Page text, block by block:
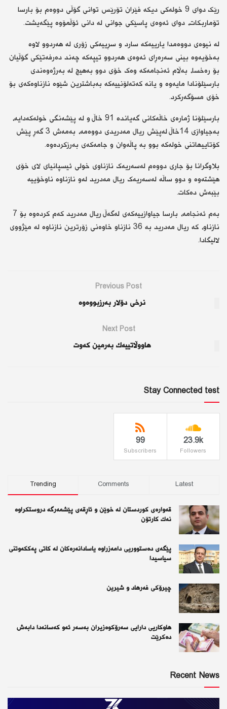
‎رێک دوای 9 خولەکی دیکە فێران تۆرێس توانی گۆڵی دووەم بۆ بارسا
تۆماربکات، دوای ئەوەی پاسێکی جوانی لە دانی ئۆڵمۆوە پێگەیشت.
‎لە نیوەی دووەمدا یارییەکە سارد و سڕییەکی زۆری لە هەردوو لاوە
بەخۆیەوە بینی سەرەڕای ئەوەی هەردوو تیپەکە چەند دەرفەتێکی گۆڵیان
بۆ رەخسا، بەڵام ئەنجامەکە وەک خۆی دوو بەهیچ لە بەرژەوەندی
بارسێلۆنادا مایەوە و یانە کەتەلۆنییەکە بەباشترین شێوە نازناوەکەی بۆ
خۆی مسۆگەرکرد.
‎بارسێلۆنا ژمارەی خاڵەکانی گەیاندە 91 خاڵ و لە پێشەنگی خولەکەدایە،
بەجیاوازی 14خاڵ لەپێش ریال مەدریدی دووەمە، بەمەش 3 گەڕ پێش
کۆتاییهاتنی خولەکە بوو بە پاڵەوان و جامەکەی بەرزکردەوە.
‎بلاوگرانا بۆ جاری دووەم لەسەریەک نازناوی خولی ئیسپانیای لای خۆی
هێشتەوە و دوو ساڵە لەسەریەک ریال مەدرید لەو نازناوە ناوخۆییە
بێبەش دەکات.
‎بەم ئەنجامە، بارسا جیاوازییەکەی لەگەڵ ریال مەدرید کەم کردەوە بۆ 7
نازناو، کە ریال مەدرید بە 36 نازناو خاوەنی زۆرترین نازناوە لە مێژووی
لالیگادا.
Previous Post
نرخی دۆلار بەرزبووەوە
Next Post
هاووڵاتییەك بەرمین كەوت
Stay Connected test
23.9k
Followers
99
Subscribers
Trending Comments Latest
قەوارەی كوردستان لە خوێن و ئاڕقەی پێشمەرگە دروستكراوە
نەك كارتۆن
پێگەی دەستووریی دامەزراوە یاسادانەرەكان لە كاتی پەككەوتنی
سیاسیدا
چیرۆكی فەرهاد و شیرین
هاوکاریی دارایی سەرۆکوەزیران بەسەر ئەو كەسانەدا دابەش
دەکرێت
Recent News